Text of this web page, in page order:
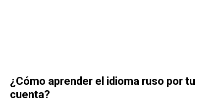
¿Cómo aprender el idioma ruso por tu
cuenta?